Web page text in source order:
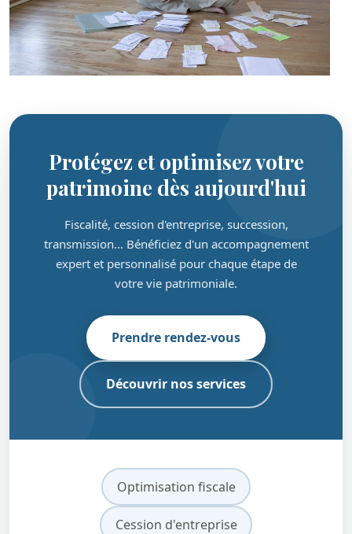
Protégez et optimisez votre
patrimoine dès aujourd'hui
Fiscalité, cession d'entreprise, succession,
transmission… Bénéficiez d'un accompagnement
expert et personnalisé pour chaque étape de
votre vie patrimoniale.
Prendre rendez-vous
Découvrir nos services
Optimisation fiscale
Cession d'entreprise